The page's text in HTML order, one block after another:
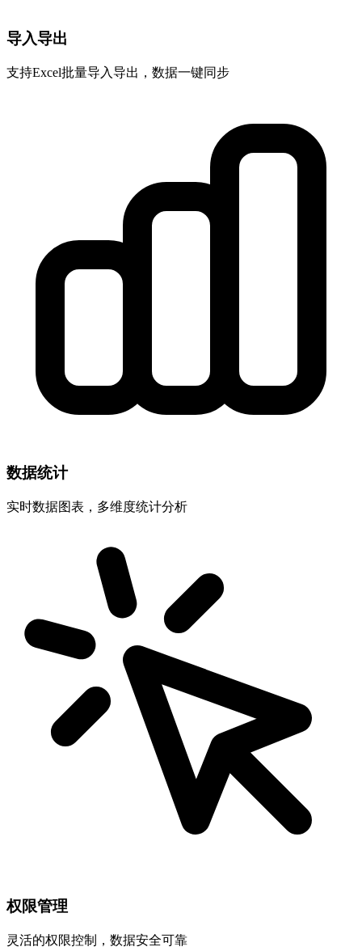
导入导出
支持Excel批量导入导出，数据一键同步
数据统计
实时数据图表，多维度统计分析
权限管理
灵活的权限控制，数据安全可靠